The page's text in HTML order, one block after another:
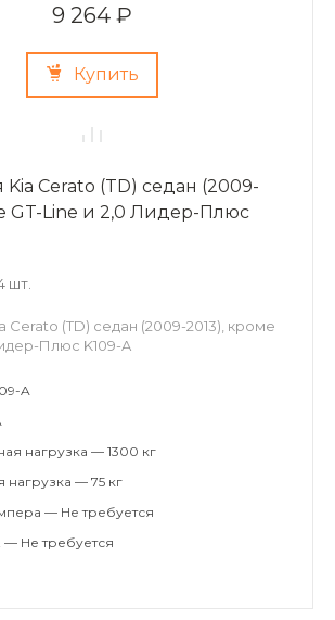
9 264 ₽
Купить
Cerato (TD) седан (2009-
GT-Line и 2,0 Лидер-Плюс
шт.
Cerato (TD) седан (2009-2013), кроме
Плюс K109-A
A
нагрузка — 1300 кг
нагрузка — 75 кг
— Не требуется
— Не требуется